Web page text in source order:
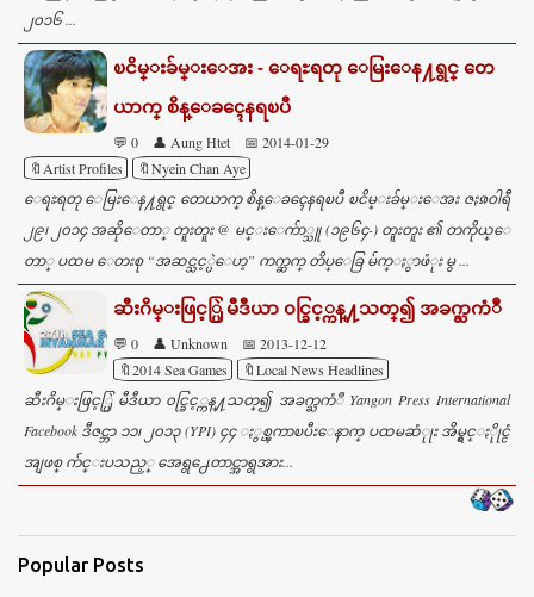
၂၀၁၆ ...
ၿငိမ္းခ်မ္းေအး - ေရႊရတု ေမြးေန႔ရွင္ တေ
ယာက္ စိန္ေခၚေနရၿပီ
💬 0 👤 Aung Htet
📅 2014-01-29
🔖Artist Profiles
🔖Nyein Chan Aye
ေရႊရတု ေမြးေန႔ရွင္ တေယာက္ စိန္ေခၚေနရၿပီ ၿငိမ္းခ်မ္းေအး ဇႏၷဝါရီ
၂၉၊ ၂၀၁၄ အဆိုေတာ္ တူးတူး @ မင္းေက်ာ္သူ (၁၉၆၄-) တူးတူး ၏ တကိုယ္ေ
တာ္ ပထမ ေတးစု “အဆင္သင့္ပဲေဟ့” ကက္ဆက္ တိပ္ေခြ မ်က္ႏွာဖံုး မွ ...
ဆီးဂိမ္းဖြင့္ပြဲ မီဒီယာ ၀င္ခြင့္ကန္႔သတ္၍ အခက္ႀကံဳ
💬 0 👤 Unknown
📅 2013-12-12
🔖2014 Sea Games
🔖Local News Headlines
ဆီးဂိမ္းဖြင့္ပြဲ မီဒီယာ ၀င္ခြင့္ကန္႔သတ္၍ အခက္ႀကံဳ Yangon Press International
Facebook ဒီဇင္ဘာ ၁၁၊ ၂၀၁၃ (YPI) ၄၄ ႏွစ္ၾကာၿပီးေနာက္ ပထမဆံုုး အိမ္ရွင္ႏိုုင္ငံ
အျဖစ္ က်င္းပသည့္ အေရွ႕ေတာင္အာရွအား...
Popular Posts